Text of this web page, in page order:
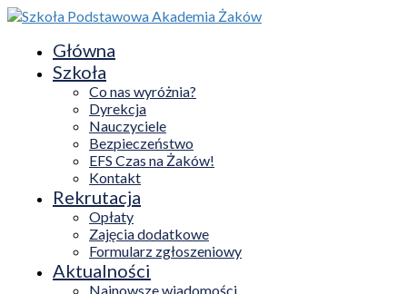
Główna
Szkoła
Co nas wyróżnia?
Dyrekcja
Nauczyciele
Bezpieczeństwo
EFS Czas na Żaków!
Kontakt
Rekrutacja
Opłaty
Zajęcia dodatkowe
Formularz zgłoszeniowy
Aktualności
Najnowsze wiadomości